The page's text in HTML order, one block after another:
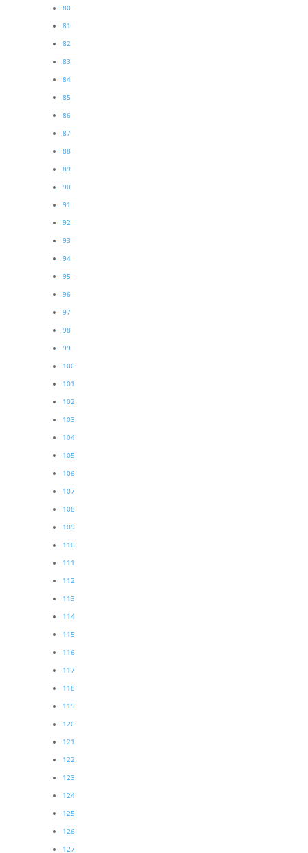
80
81
82
83
84
85
86
87
88
89
90
91
92
93
94
95
96
97
98
99
100
101
102
103
104
105
106
107
108
109
110
111
112
113
114
115
116
117
118
119
120
121
122
123
124
125
126
127